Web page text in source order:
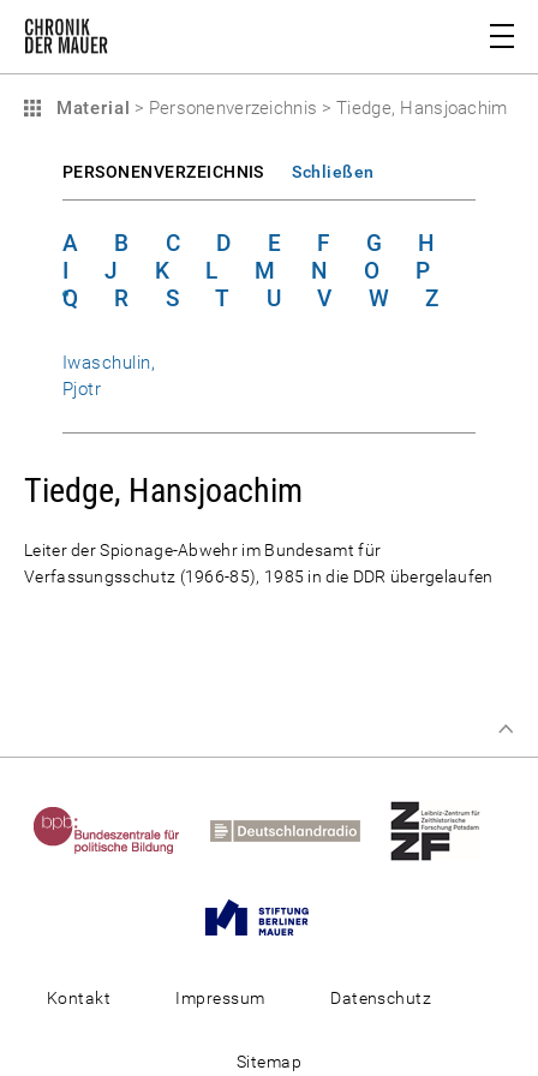
Material > Personenverzeichnis > Tiedge, Hansjoachim
PERSONENVERZEICHNIS Schließen
A B C D E F G
H
I
J K L M N O
P
Q
R S T U V W Z
Iwaschulin,
Pjotr
Tiedge, Hansjoachim
Leiter der Spionage-Abwehr im Bundesamt für
Verfassungsschutz (1966-85), 1985 in die DDR übergelaufen
Kontakt Impressum Datenschutz
Sitemap